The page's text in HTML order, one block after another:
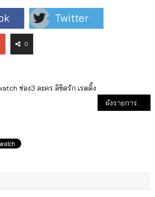
Twitter
0
ช่อง3 ละคร ลิขิตรัก เรตติ้ง
ผังรายการทีวีชนฟุตบอลโลก ดูช่องไหนกัน